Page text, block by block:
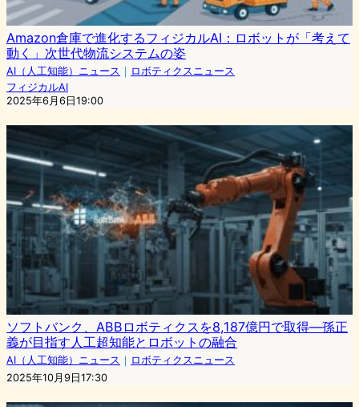
Amazon倉庫で進化するフィジカルAI：ロボットが「考えて
動く」次世代物流システムの姿
AI（人工知能）ニュース ｜ ロボティクスニュース
フィジカルAI
2025年6月6日19:00
ソフトバンク、ABBロボティクスを8,187億円で取得―孫正
義が目指す人工超知能とロボットの融合
AI（人工知能）ニュース ｜ ロボティクスニュース
2025年10月9日17:30